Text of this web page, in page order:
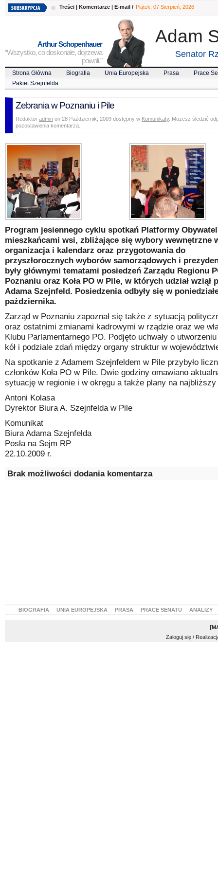
Treści | Komentarze | E-mail / Piątek, 07 Sierpień, 2026
Arthur Schopenhauer
“Wszystko, co doskonałe, dojrzewa
powoli.”
Adam
Senator
Strona Główna Biografia Unia Europejska Prasa
Prace
Pakiet Szejnfelda
Zebrania w Poznaniu i Pile
Redaktor admin on 28 Październik, 2009 dostępny w Komunikaty. Możesz śledzić
pozostawienia komentarza.
Program jesiennego cyklu spotkań Platformy
mieszkańcami wsi, zbliżające się wybory wewnętrzne
organizacja i kalendarz oraz przygotowania do
przyszłorocznych wyborów samorządowych i
były głównymi tematami posiedzeń Zarządu Regionu
Poznaniu oraz Koła PO w Pile, w których udział wziął
Adama Szejnfeld. Posiedzenia odbyły się w
października.
Zarząd w Poznaniu zapoznał się także z sytuacją
oraz ostatnimi zmianami kadrowymi w rządzie oraz we
Klubu Parlamentarnego PO. Podjęto uchwały o
kół i podziale zdań między organy struktur w
Na spotkanie z Adamem Szejnfeldem w Pile przybyło
członków Koła PO w Pile. Dwie godziny omawiano
sytuację w regionie i w okręgu a także plany na
Antoni Kolasa
Dyrektor Biura A. Szejnfelda w Pile
Komunikat
Biura Adama Szejnfelda
Posła na Sejm RP
22.10.2009 r.
Brak możliwości dodania komentarza
BIOGRAFIA UNIA EUROPEJSKA PRASA PRACE SENATU ANALIZY
[
Zaloguj się/